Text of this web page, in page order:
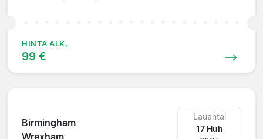
HINTA ALK.
99 €
Birmingham
Lauantai
17 Huh